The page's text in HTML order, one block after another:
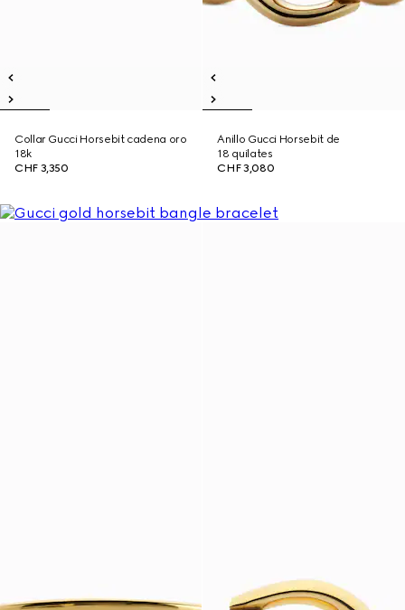
Collar Gucci Horsebit cadena oro
18k
CHF 3,350
Anillo Gucci Horsebit de
18 quilates
CHF 3,080